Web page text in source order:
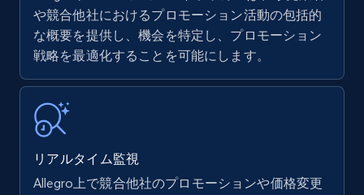
Amazon products - find products by using
upc numbers
Title, Seller name, Brand, Description, Initial
price, Currency, Availability, Reviews count, and
35.3K+
や競合他社におけるプロモーション活動の包括的
な概要を提供し、機会を特定し、プロモーション
戦略を最適化することを可能にします。
リアルタイム監視
Allegro上で競合他社のプロモーションや価格変更